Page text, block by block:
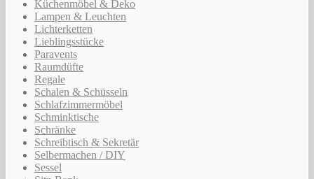
Küchenmöbel & Deko
Lampen & Leuchten
Lichterketten
Lieblingsstücke
Paravents
Raumdüfte
Regale
Schalen & Schüsseln
Schlafzimmermöbel
Schminktische
Schränke
Schreibtisch & Sekretär
Selbermachen / DIY
Sessel